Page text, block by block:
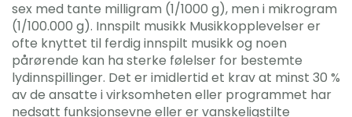
sex med tante milligram (1/1000 g), men i mikrogram
(1/100.000 g). Innspilt musikk Musikkopplevelser er
ofte knyttet til ferdig innspilt musikk og noen
pårørende kan ha sterke følelser for bestemte
lydinnspillinger. Det er imidlertid et krav at minst 30 %
av de ansatte i virksomheten eller programmet har
nedsatt funksjonsevne eller er vanskeligstilte